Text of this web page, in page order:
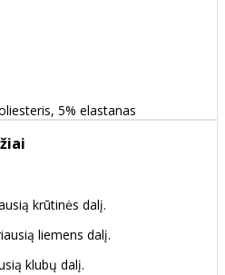
5% elastanas
krūtinės dalį.
liemens dalį.
klubų dalį.